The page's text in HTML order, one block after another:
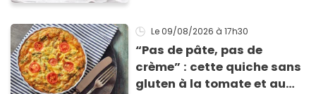
Le 09/08/2026 à 17h30
“Pas de pâte, pas de
crème” : cette quiche sans
gluten à la tomate et au